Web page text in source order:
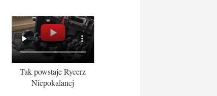
Tak powstaje Rycerz
Niepokalanej